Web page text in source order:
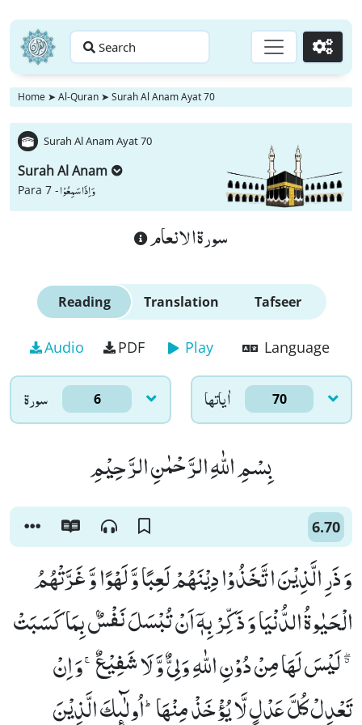
Search Go
Home ➤ Al-Quran ➤ Surah Al Anam Ayat 70
Surah Al Anam Ayat 70
Surah Al Anam
Para 7 -وَ اِذَا سَمِعُوْا
سورة الانعام
Reading Translation Tafseer
Audio PDF Play Language
سورۃ 6 اٰياتها 70
بِسْمِ اللّٰهِ الرَّحْمٰنِ الرَّحِیْمِ
6.70
وَ ذَرِ الَّذِیْنَ اتَّخَذُوْا دِیْنَهُمْ لَعِبًا وَّ لَهْوًا وَّ غَرَّتْهُمُ
الْحَیٰوةُ الدُّنْیَا وَ ذَكِّرْ بِهٖۤ اَنْ تُبْسَلَ نَفْسٌۢ بِمَا كَسَبَتْ
ﳓ لَیْسَ لَهَا مِنْ دُوْنِ اللّٰهِ وَلِیٌّ وَّ لَا شَفِیْعٌۚ-وَ اِنْ
تَعْدِلْ كُلَّ عَدْلٍ لَّا یُؤْخَذْ مِنْهَاؕ-اُولٰٓىٕكَ الَّذِیْنَ